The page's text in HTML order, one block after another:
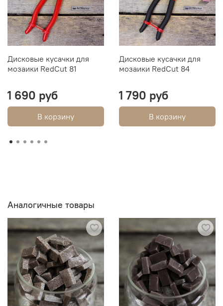
Дисковые кусачки для
мозаики RedCut 81
1 690 руб
В корзину
Дисковые кусачки для
мозаики RedCut 84
1 790 руб
В корзину
Аналогичные товары